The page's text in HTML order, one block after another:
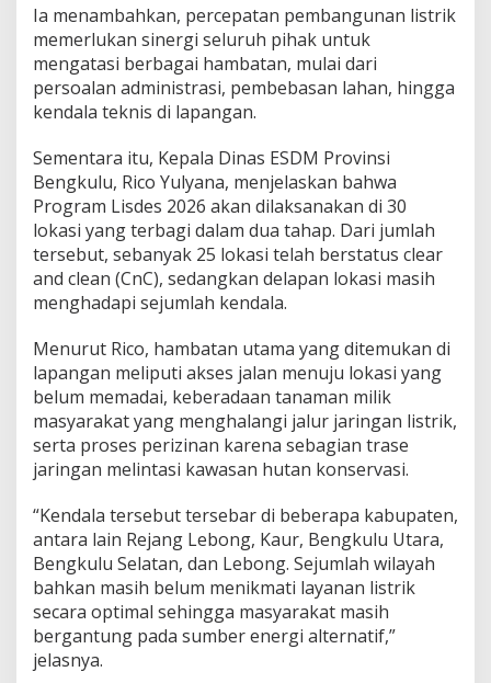
Ia menambahkan, percepatan pembangunan listrik
memerlukan sinergi seluruh pihak untuk
mengatasi berbagai hambatan, mulai dari
persoalan administrasi, pembebasan lahan, hingga
kendala teknis di lapangan.
Sementara itu, Kepala Dinas ESDM Provinsi
Bengkulu, Rico Yulyana, menjelaskan bahwa
Program Lisdes 2026 akan dilaksanakan di 30
lokasi yang terbagi dalam dua tahap. Dari jumlah
tersebut, sebanyak 25 lokasi telah berstatus clear
and clean (CnC), sedangkan delapan lokasi masih
menghadapi sejumlah kendala.
Menurut Rico, hambatan utama yang ditemukan di
lapangan meliputi akses jalan menuju lokasi yang
belum memadai, keberadaan tanaman milik
masyarakat yang menghalangi jalur jaringan listrik,
serta proses perizinan karena sebagian trase
jaringan melintasi kawasan hutan konservasi.
“Kendala tersebut tersebar di beberapa kabupaten,
antara lain Rejang Lebong, Kaur, Bengkulu Utara,
Bengkulu Selatan, dan Lebong. Sejumlah wilayah
bahkan masih belum menikmati layanan listrik
secara optimal sehingga masyarakat masih
bergantung pada sumber energi alternatif,”
jelasnya.